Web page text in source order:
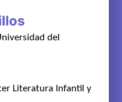
del
Literatura Infantil y